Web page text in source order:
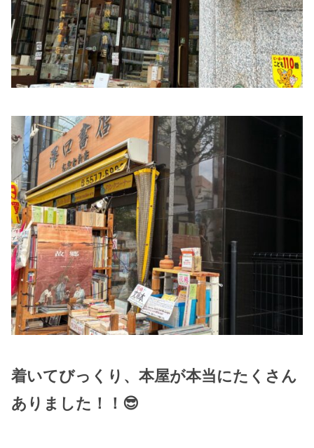
着いてびっくり、本屋が本当にたくさん
ありました！！😎